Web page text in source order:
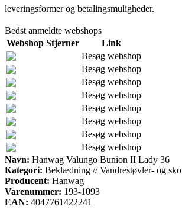
leveringsformer og betalingsmuligheder.
Bedst anmeldte webshops
Webshop Stjerner
Link
Besøg webshop
Besøg webshop
Besøg webshop
Besøg webshop
Besøg webshop
Besøg webshop
Besøg webshop
Besøg webshop
Navn: Hanwag Valungo Bunion II Lady 36
Kategori: Beklædning // Vandrestøvler- og sko
Producent: Hanwag
Varenummer: 193-1093
EAN: 4047761422241